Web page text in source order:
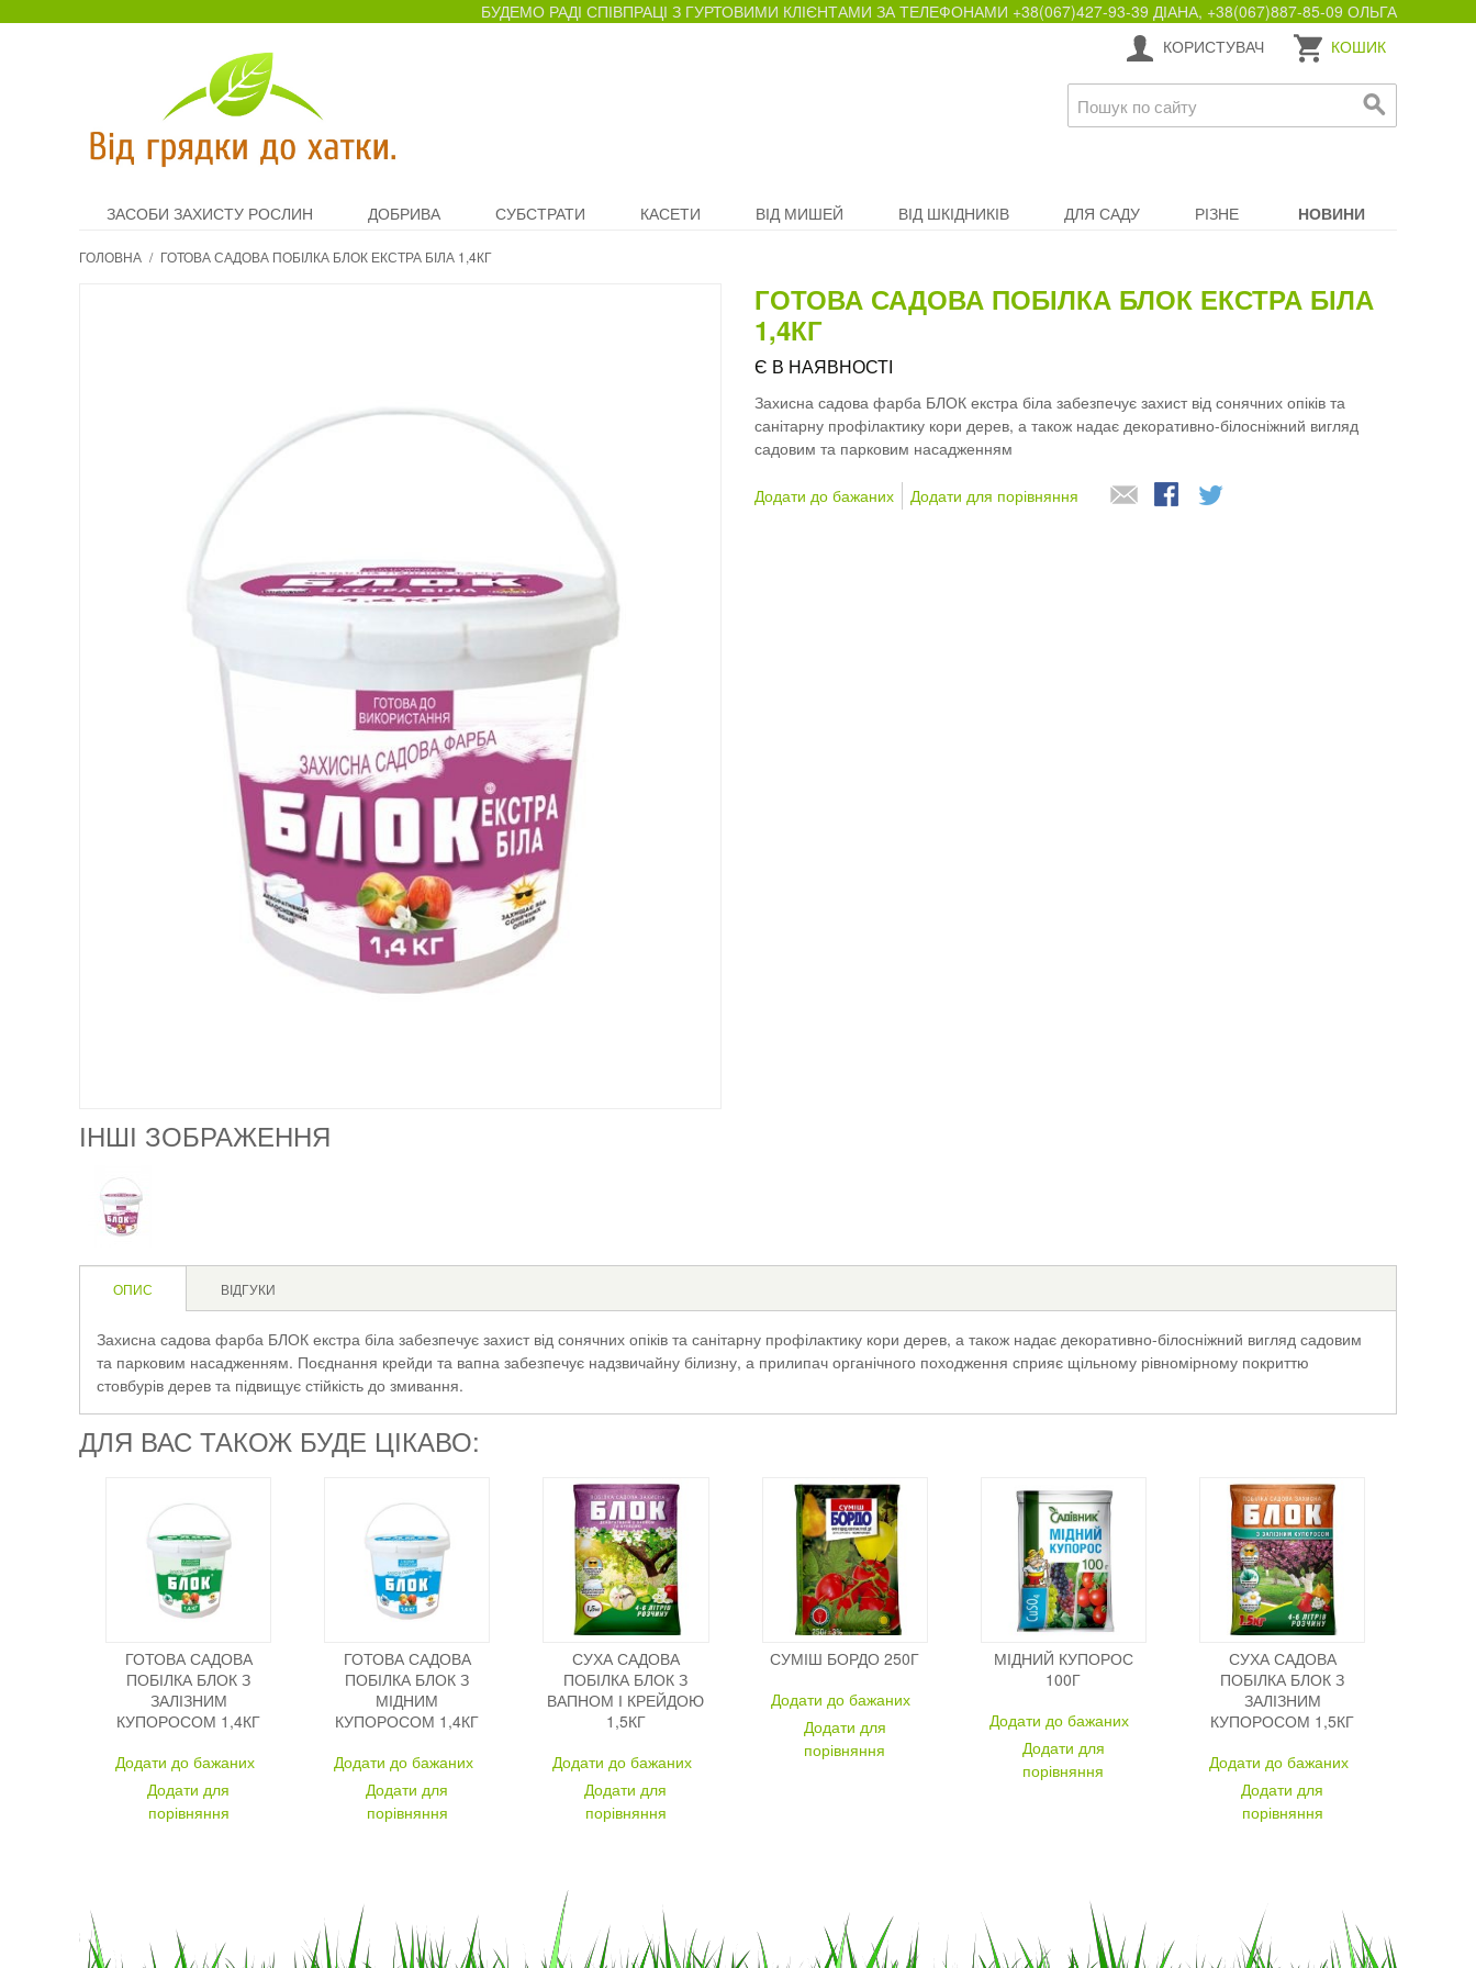
БУДЕМО РАДІ СПІВПРАЦІ З ГУРТОВИМИ КЛІЄНТАМИ ЗА ТЕЛЕФОНАМИ +38(067)427-93-39 ДІАНА, +38(067)887-85-09 ОЛЬГА
КОРИСТУВАЧ
КОШИК
ЗАСОБИ ЗАХИСТУ РОСЛИН ДОБРИВА СУБСТРАТИ КАСЕТИ ВІД МИШЕЙ ВІД ШКІДНИКІВ ДЛЯ САДУ РІЗНЕ НОВИНИ
ГОЛОВНА / ГОТОВА САДОВА ПОБІЛКА БЛОК ЕКСТРА БІЛА 1,4КГ
ІНШІ ЗОБРАЖЕННЯ
ГОТОВА САДОВА ПОБІЛКА БЛОК ЕКСТРА БІЛА
1,4КГ
Є В НАЯВНОСТІ
Захисна садова фарба БЛОК екстра біла забезпечує захист від сонячних опіків та
санітарну профілактику кори дерев, а також надає декоративно-білосніжний вигляд
садовим та парковим насадженням
Додати до бажаних Додати для порівняння
ОПИС ВІДГУКИ
Захисна садова фарба БЛОК екстра біла забезпечує захист від сонячних опіків та санітарну профілактику кори дерев, а також надає декоративно-білосніжний вигляд садовим
та парковим насадженням. Поєднання крейди та вапна забезпечує надзвичайну білизну, а прилипач органічного походження сприяє щільному рівномірному покриттю
стовбурів дерев та підвищує стійкість до змивання.
ДЛЯ ВАС ТАКОЖ БУДЕ ЦІКАВО:
ГОТОВА САДОВА
ПОБІЛКА БЛОК З
ЗАЛІЗНИМ
КУПОРОСОМ 1,4КГ
Додати до бажаних
Додати для
порівняння
ГОТОВА САДОВА
ПОБІЛКА БЛОК З
МІДНИМ
КУПОРОСОМ 1,4КГ
Додати до бажаних
Додати для
порівняння
СУХА САДОВА
ПОБІЛКА БЛОК З
ВАПНОМ І КРЕЙДОЮ
1,5КГ
Додати до бажаних
Додати для
порівняння
СУМІШ БОРДО 250Г
Додати до бажаних
Додати для
порівняння
МІДНИЙ КУПОРОС
100Г
Додати до бажаних
Додати для
порівняння
СУХА САДОВА
ПОБІЛКА БЛОК З
ЗАЛІЗНИМ
КУПОРОСОМ 1,5КГ
Додати до бажаних
Додати для
порівняння